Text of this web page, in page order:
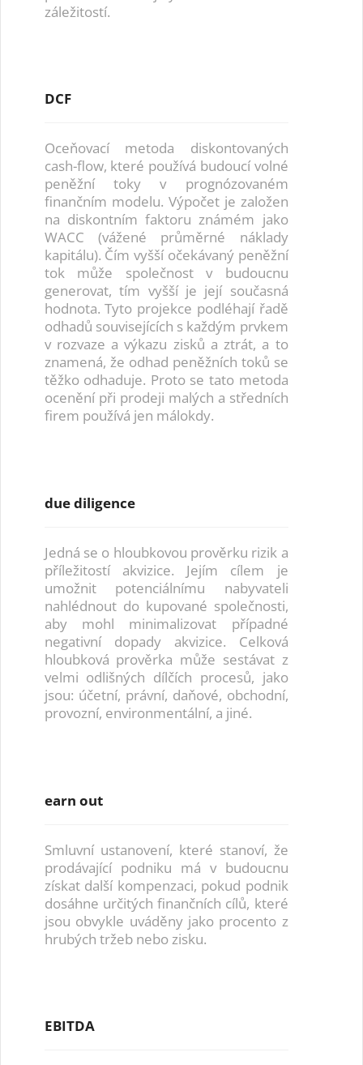
záležitostí.
DCF
Oceňovací metoda diskontovaných
cash-flow, které používá budoucí volné
peněžní toky v prognózovaném
finančním modelu. Výpočet je založen
na diskontním faktoru známém jako
WACC (vážené průměrné náklady
kapitálu). Čím vyšší očekávaný peněžní
tok může společnost v budoucnu
generovat, tím vyšší je její současná
hodnota. Tyto projekce podléhají řadě
odhadů souvisejících s každým prvkem
v rozvaze a výkazu zisků a ztrát, a to
znamená, že odhad peněžních toků se
těžko odhaduje. Proto se tato metoda
ocenění při prodeji malých a středních
firem používá jen málokdy.
due diligence
Jedná se o hloubkovou prověrku rizik a
příležitostí akvizice. Jejím cílem je
umožnit potenciálnímu nabyvateli
nahlédnout do kupované společnosti,
aby mohl minimalizovat případné
negativní dopady akvizice. Celková
hloubková prověrka může sestávat z
velmi odlišných dílčích procesů, jako
jsou: účetní, právní, daňové, obchodní,
provozní, environmentální, a jiné.
earn out
Smluvní ustanovení, které stanoví, že
prodávající podniku má v budoucnu
získat další kompenzaci, pokud podnik
dosáhne určitých finančních cílů, které
jsou obvykle uváděny jako procento z
hrubých tržeb nebo zisku.
EBITDA